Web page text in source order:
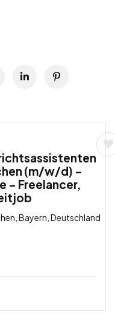
(m/w/d) –
– Freelancer,
Bayern, Deutschland